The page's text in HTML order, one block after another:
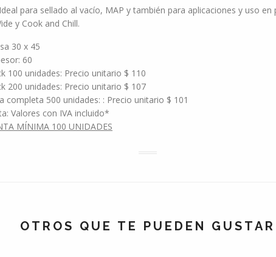
para sellado al vacío, MAP y también para aplicaciones y uso en
y Cook and Chill.
30 x 45
60
100 unidades: Precio unitario $ 110
200 unidades: Precio unitario $ 107
completa 500 unidades: : Precio unitario $ 101
Valores con IVA incluido*
MÍNIMA 100 UNIDADES
OTROS QUE TE PUEDEN GUSTAR